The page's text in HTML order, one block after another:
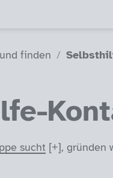
finden
sucht
, gründen